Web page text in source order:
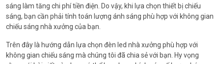
sáng làm tăng chi phí tiền điện. Do vậy, khi lựa chọn thiết bị chiếu
sáng, bạn cần phải tính toán lượng ánh sáng phù hợp với không gian
chiếu sáng nhà xưởng của bạn.
Trên đây là hướng dẫn lựa chọn đèn led nhà xưởng phù hợp với
không gian chiếu sáng mà chúng tôi đã chia sẻ với bạn. Hy vọng